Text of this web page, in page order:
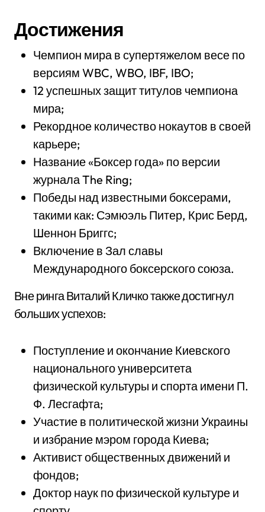
Достижения
Чемпион мира в супертяжелом весе по
версиям WBC, WBO, IBF, IBO;
12 успешных защит титулов чемпиона
мира;
Рекордное количество нокаутов в своей
карьере;
Название «Боксер года» по версии
журнала The Ring;
Победы над известными боксерами,
такими как: Сэмюэль Питер, Крис Берд,
Шеннон Бриггс;
Включение в Зал славы
Международного боксерского союза.
Вне ринга Виталий Кличко также достигнул
больших успехов:
Поступление и окончание Киевского
национального университета
физической культуры и спорта имени П.
Ф. Лесгафта;
Участие в политической жизни Украины
и избрание мэром города Киева;
Активист общественных движений и
фондов;
Доктор наук по физической культуре и